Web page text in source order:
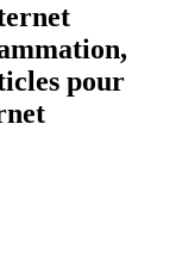
pour